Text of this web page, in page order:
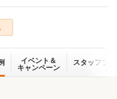
イベント＆
キャンペーン
スタッフブ